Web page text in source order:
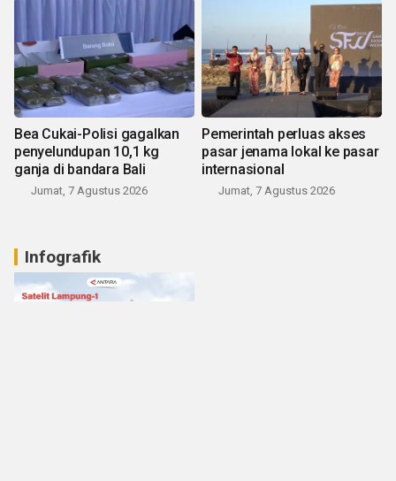
Bea Cukai-Polisi gagalkan
penyelundupan 10,1 kg
ganja di bandara Bali
Jumat, 7 Agustus 2026
Pemerintah perluas akses
pasar jenama lokal ke pasar
internasional
Jumat, 7 Agustus 2026
Infografik